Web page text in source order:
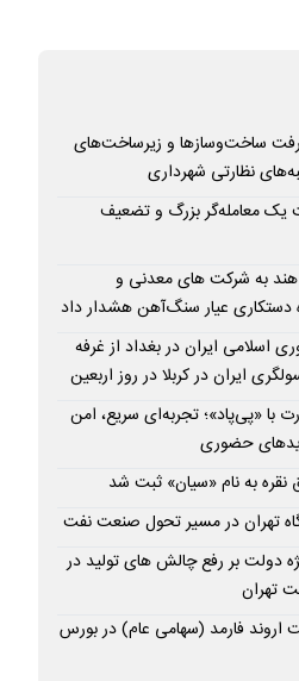
ساخت‌وسازها و زیرساخت‌های
نظارتی شهرداری
یک معامله‌گر بزرگ و تضعیف
هند به شرکت های معدنی و
دستکاری عیار سنگ‌آهن هشدار داد
اسلامی ایران در بغداد از غرفه
ایران در کربلا در روز اربعین
با «پی‌پاد»؛ تجربه‌ای سریع، امن
حضوری
به نام «سیان» ثبت شد
تهران در مسیر تحول صنعت نفت
دولت بر رفع چالش های تولید در
تهران
فارمد (سهامی عام) در بورس